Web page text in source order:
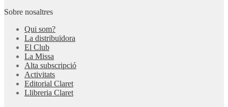
Sobre nosaltres
Qui som?
La distribuïdora
El Club
La Missa
Alta subscripció
Activitats
Editorial Claret
Llibreria Claret